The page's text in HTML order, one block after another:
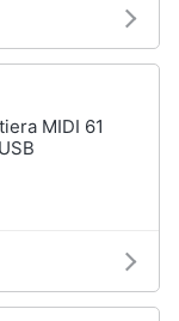
MIDI 61